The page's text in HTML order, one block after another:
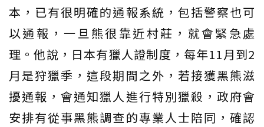
本，已有很明確的通報系統，包括警察也可
以通報，一旦熊很靠近村莊，就會緊急處
理。他說，日本有獵人證制度，每年11月到2
月是狩獵季，這段期間之外，若接獲黑熊滋
擾通報，會通知獵人進行特別獵殺，政府會
安排有從事黑熊調查的專業人士陪同，確認